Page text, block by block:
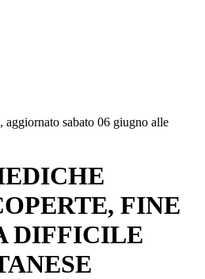
aggiornato sabato 06 giugno alle
FINE
DIFFICILE